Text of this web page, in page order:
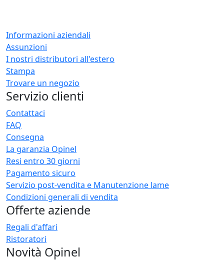
Informazioni aziendali
Assunzioni
I nostri distributori all'estero
Stampa
Trovare un negozio
Servizio clienti
Contattaci
FAQ
Consegna
La garanzia Opinel
Resi entro 30 giorni
Pagamento sicuro
Servizio post-vendita e Manutenzione lame
Condizioni generali di vendita
Offerte aziende
Regali d'affari
Ristoratori
Novità Opinel